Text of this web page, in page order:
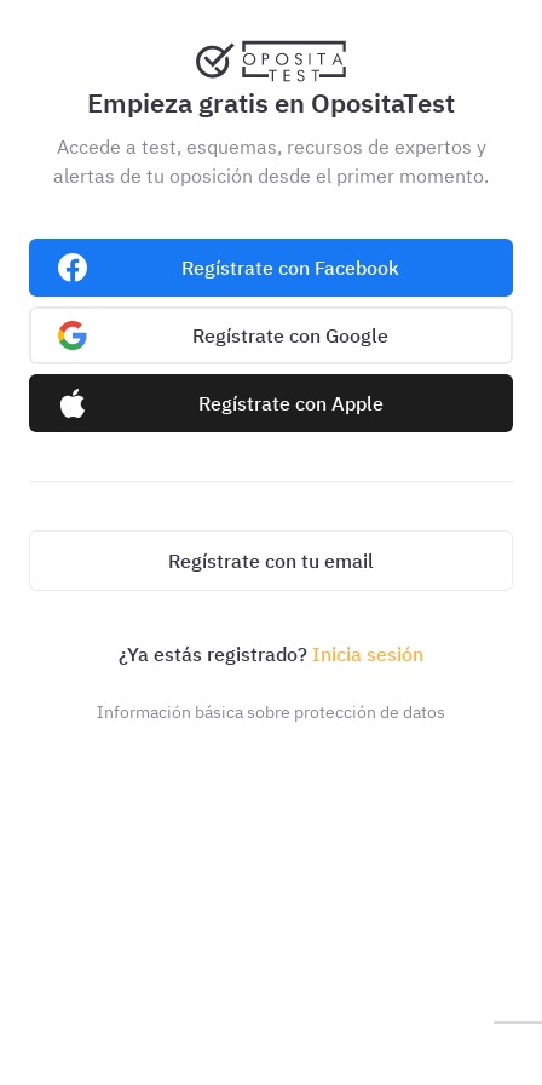
Empieza gratis en OpositaTest
Accede a test, esquemas, recursos de expertos y
alertas de tu oposición desde el primer momento.
Regístrate con Facebook
Regístrate con Google
Regístrate con Apple
Regístrate con tu email
¿Ya estás registrado? Inicia sesión
Información básica sobre protección de datos